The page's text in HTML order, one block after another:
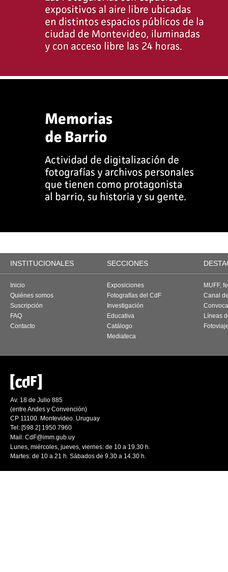
INSTITUCIONALES SECCIONES
Inicio
Quiénes somos
Suscripción
FAQ
Contacto
Exposiciones
Fotografías del CdF
Investigación
Educativa
Catálogo
Mediateca
MUFF,
Canal
Líneas
Av. 18 de Julio 885
(entre Andes y Convención)
CP 11100. Montevideo. Uruguay
Tel: [598 2] 1950 7960
Mail: CdF@imm.gub.uy
Lunes, miércoles, jueves, viernes: de 10 a 19.30 h.
Martes: de 10 a 21 h. Sábados de 9.30 a 14.30 h.